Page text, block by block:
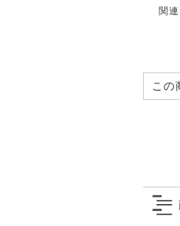
関連
この